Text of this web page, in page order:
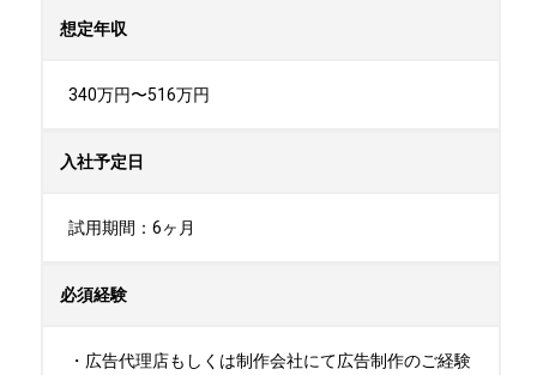
想定年収
340万円〜516万円
入社予定日
試用期間：6ヶ月
必須経験
・広告代理店もしくは制作会社にて広告制作のご経験